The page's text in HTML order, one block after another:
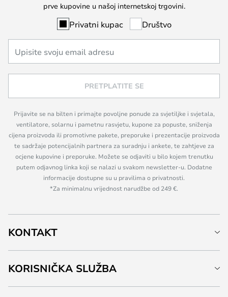
prve kupovine u našoj internetskoj trgovini.
Privatni kupac Društvo
PRETPLATITE SE
Prijavite se na bilten i primajte povoljne ponude za svjetiljke i svjetala,
ventilatore, solarnu i pametnu rasvjetu, kupone za popuste, sniženja
cijena proizvoda ili promotivne pakete, preporuke i prezentacije proizvoda
te sadržaje potencijalnih partnera za suradnju i ankete, te zahtjeve za
ocjene kupovine i preporuke. Možete se odjaviti u bilo kojem trenutku
putem odjavnog linka koji se nalazi u svakom newsletter-u. Dodatne
informacije dostupne su u pravilima o privatnosti.
*Za minimalnu vrijednost narudžbe od 249 €.
KONTAKT
KORISNIČKA SLUŽBA